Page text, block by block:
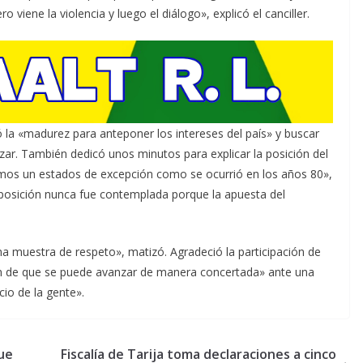
viene la violencia y luego el diálogo», explicó el canciller.
«madurez para anteponer los intereses del país» y buscar
También dedicó unos minutos para explicar la posición del
un estados de excepción como se ocurrió en los años 80»,
nunca fue contemplada porque la apuesta del
muestra de respeto», matizó. Agradeció la participación de
que se puede avanzar de manera concertada» ante una
de la gente».
Fiscalía de Tarija toma declaraciones a cinco